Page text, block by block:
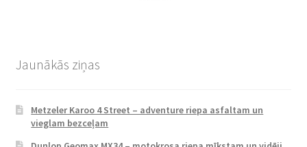
Jaunākās ziņas
Metzeler Karoo 4 Street – adventure riepa asfaltam un
vieglam bezceļam